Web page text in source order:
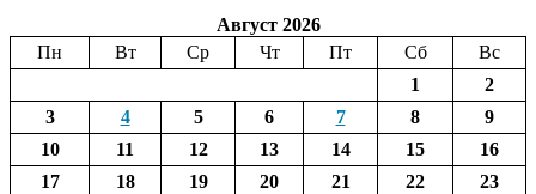
Август 2026
Пн
Вт Ср Чт Пт Сб
Вс
1
2
3
4 5 6 7 8
9
10
11 12 13 14 15
16
17
18 19 20 21 22
23